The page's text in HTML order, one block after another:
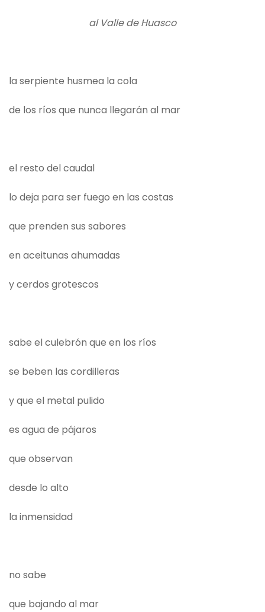
al Valle de Huasco
la serpiente husmea la cola
de los ríos que nunca llegarán al mar
el resto del caudal
lo deja para ser fuego en las costas
que prenden sus sabores
en aceitunas ahumadas
y cerdos grotescos
sabe el culebrón que en los ríos
se beben las cordilleras
y que el metal pulido
es agua de pájaros
que observan
desde lo alto
la inmensidad
no sabe
que bajando al mar